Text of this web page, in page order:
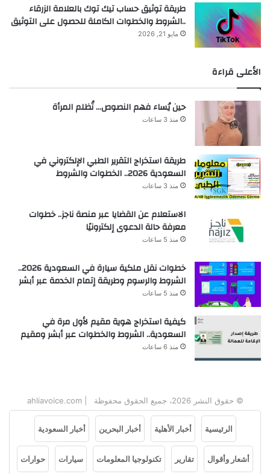
طريقة توثيق حساب تيك توك بالعلامة الزرقاء
..الشروط والخطوات الكاملة للحصول على التوثيق
مايو 21, 2026
الأعلى قراءة
حين يُساء فهم النصوص… تُظلم المرأة
منذ 3 ساعات
طريقة استخراج التقرير الطبي الإلكتروني في
السعودية 2026.. الخطوات والشروط
منذ 3 ساعات
الاستعلام عن القضايا عبر منصة ناجز.. خطوات
معرفة حالة الدعوى إلكترونيًا
منذ 5 ساعات
خطوات نقل ملكية سيارة في السعودية 2026..
الشروط والرسوم وطريقة إتمام الخدمة عبر أبشر
منذ 5 ساعات
كيفية استخراج هوية مقيم لأول مرة في
السعودية.. الشروط والخطوات عبر أبشر ومقيم
منذ 6 ساعات
© حقوق النشر 2026، جميع الحقوق محفوظة | ahliavoice.com
الرئيسية أخبار الأهلية أخبار البحرين أخبار السعودية
أشعار وأقوال تقارير تكنولوجيا المعلومات سيارات حوارات